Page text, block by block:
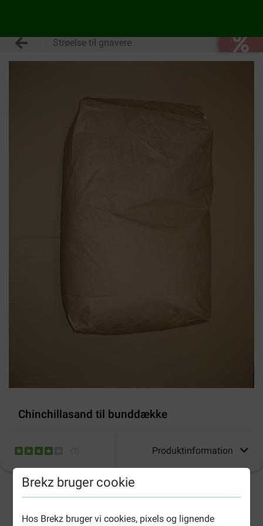
Brekz bruger cookie
Hos Brekz bruger vi cookies, pixels og lignende
Strøelse til gnavere
Chinchillasand til bunddække
Produktinformation
2-4 arbejdsdage, medmindre andet er angivet